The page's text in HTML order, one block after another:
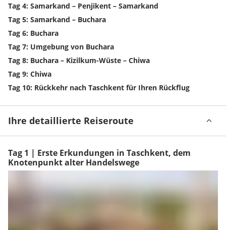
Tag 4: Samarkand – Penjikent – Samarkand
Tag 5: Samarkand – Buchara
Tag 6: Buchara
Tag 7: Umgebung von Buchara
Tag 8: Buchara – Kizilkum-Wüste – Chiwa
Tag 9: Chiwa
Tag 10: Rückkehr nach Taschkent für Ihren Rückflug
Ihre detaillierte Reiseroute
Tag 1 | Erste Erkundungen in Taschkent, dem
Knotenpunkt alter Handelswege